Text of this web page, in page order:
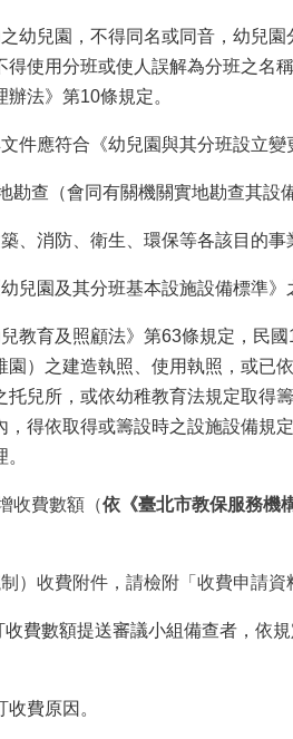
幼兒園，不得同名或同音，幼兒
得使用分班或使人誤解為分班之名
辦法》第10條規定。
件應符合《幼兒園與其分班設立變
勘查（會同有關機關實地勘查其設
、消防、衛生、環保等各該目的事
兒園及其分班基本設施設備標準》
教育及照顧法》第63條規定，民
園）之建造執照、使用執照，或已
托兒所，或依幼稚教育法規定取得
，得依取得或籌設時之設施設備規
收費數額（依《臺北市教保服務機
）收費附件，請檢附「 收費申請資
收費數額提送審議小組備查者，依
收費原因。